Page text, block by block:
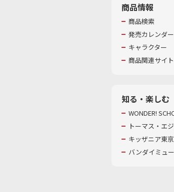
商品情報
商品検索
発売カレンダー
キャラクター
商品関連サイ
知る・楽しむ
WONDER!
トーマス・エ
キッザニア東
バンダイミュ